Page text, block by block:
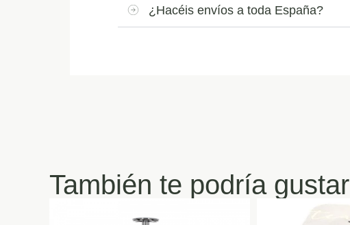
¿Hacéis envíos a toda España?
También te podría gustar